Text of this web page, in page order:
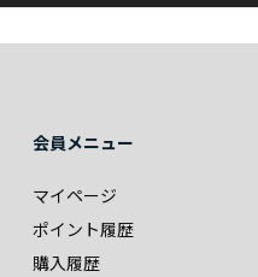
会員メニュー
マイページ
ポイント履歴
購入履歴